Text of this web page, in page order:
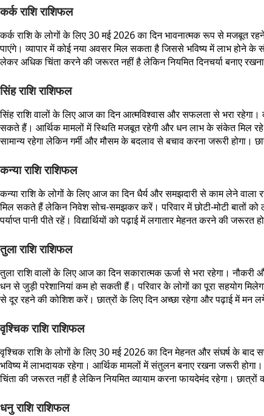
कर्क राशि राशिफल
कर्क राशि के लोगों के लिए 30 मई 2026 का दिन भावनात्मक रूप से मजबूत
पाएंगे। व्यापार में कोई नया अवसर मिल सकता है जिससे भविष्य में लाभ होने
लेकर अधिक चिंता करने की जरूरत नहीं है लेकिन नियमित दिनचर्या बनाए
सिंह राशि राशिफल
सिंह राशि वालों के लिए आज का दिन आत्मविश्वास और सफलता से भरा रहेगा।
सकते हैं। आर्थिक मामलों में स्थिति मजबूत रहेगी और धन लाभ के संकेत मिल रहे
सामान्य रहेगा लेकिन गर्मी और मौसम के बदलाव से बचाव करना जरूरी होगा।
कन्या राशि राशिफल
कन्या राशि के लोगों के लिए आज का दिन धैर्य और समझदारी से काम लेने
मिल सकते हैं लेकिन निवेश सोच-समझकर करें। परिवार में छोटी-मोटी बातों
पर्याप्त पानी पीते रहें। विद्यार्थियों को पढ़ाई में लगातार मेहनत करने की
तुला राशि राशिफल
तुला राशि वालों के लिए आज का दिन सकारात्मक ऊर्जा से भरा रहेगा।
धन से जुड़ी परेशानियां कम हो सकती हैं। परिवार के लोगों का पूरा सहयोग
से दूर रहने की कोशिश करें। छात्रों के लिए दिन अच्छा रहेगा और पढ़ाई में मन
वृश्चिक राशि राशिफल
वृश्चिक राशि के लोगों के लिए 30 मई 2026 का दिन मेहनत और संघर्ष के बाद
भविष्य में लाभदायक रहेगा। आर्थिक मामलों में संतुलन बनाए रखना जरूरी
चिंता की जरूरत नहीं है लेकिन नियमित व्यायाम करना फायदेमंद रहेगा।
धनु राशि राशिफल